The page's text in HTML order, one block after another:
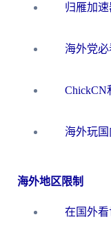
海外地区限制